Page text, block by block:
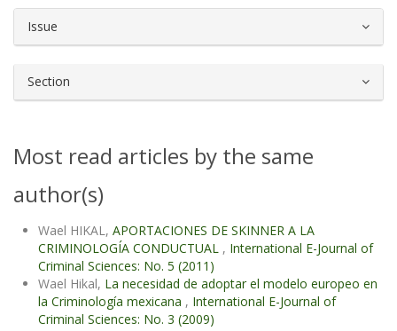
Issue
Section
Most read articles by the same
author(s)
Wael HIKAL, APORTACIONES DE SKINNER A LA
CRIMINOLOGÍA CONDUCTUAL , International E-Journal of
Criminal Sciences: No. 5 (2011)
Wael Hikal, La necesidad de adoptar el modelo europeo en
la Criminología mexicana , International E-Journal of
Criminal Sciences: No. 3 (2009)